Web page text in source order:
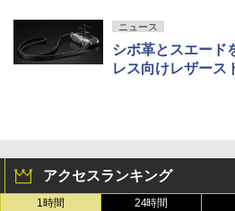
ニュース
シボ革とスエード
レス向けレザース
アクセスランキング
1時間 24時間